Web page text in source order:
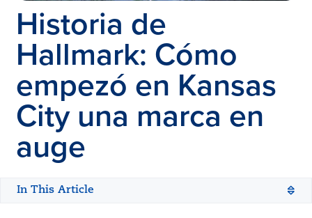
Historia de
Hallmark: Cómo
empezó en Kansas
City una marca en
auge
In This Article